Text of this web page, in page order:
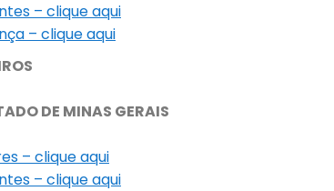
– clique aqui
– clique aqui
DE MINAS GERAIS
– clique aqui
– clique aqui